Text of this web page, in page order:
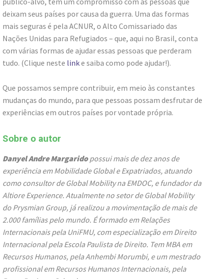
deixam seus países por causa da guerra. Uma das formas
mais seguras é pela ACNUR, o Alto Comissariado das
Nações Unidas para Refugiados – que, aqui no Brasil, conta
com várias formas de ajudar essas pessoas que perderam
tudo. (Clique neste linke saiba como pode ajudar!).
Que possamos sempre contribuir, em meio às constantes
mudanças do mundo, para que pessoas possam desfrutar de
experiências em outros países por vontade própria.
Sobre o autor
Danyel Andre Margaridopossui mais de dez anos de
experiência em Mobilidade Global e Expatriados, atuando
como consultor de Global Mobility na EMDOC, e fundador da
Altiore Experience. Atualmente no setor de Global Mobility
do Prysmian Group, já realizou a movimentação de mais de
2.000 famílias pelo mundo. É formado em Relações
Internacionais pela UniFMU, com especialização em Direito
Internacional pela Escola Paulista de Direito. Tem MBA em
Recursos Humanos, pela Anhembi Morumbi, e um mestrado
profissional em Recursos Humanos Internacionais, pela